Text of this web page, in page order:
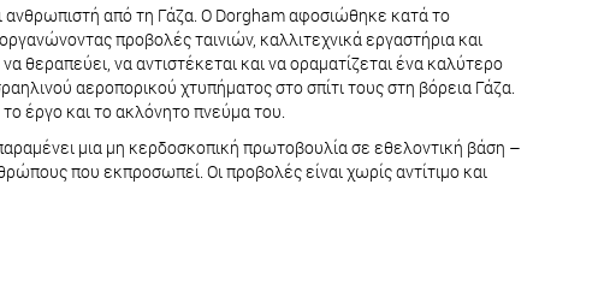
ανθρωπιστή από τη Γάζα. Ο Dorgham αφοσιώθηκε κατά το
προβολές ταινιών, καλλιτεχνικά εργαστήρια και
θεραπεύει, να αντιστέκεται και να οραματίζεται ένα καλύτερο
αεροπορικού χτυπήματος στο σπίτι τους στη βόρεια Γάζα.
έργο και το ακλόνητο πνεύμα του.
μια μη κερδοσκοπική πρωτοβουλία σε εθελοντική βάση –
που εκπροσωπεί. Οι προβολές είναι χωρίς αντίτιμο και